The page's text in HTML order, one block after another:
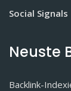
Social Signals
Neuste
Backlink-